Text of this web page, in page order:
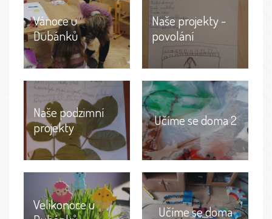
Vánoce u
Dubánků
Naše projekty -
povolání
Naše podzimní
projekty
Učíme se doma 2
Velikonoce u
Učíme se doma